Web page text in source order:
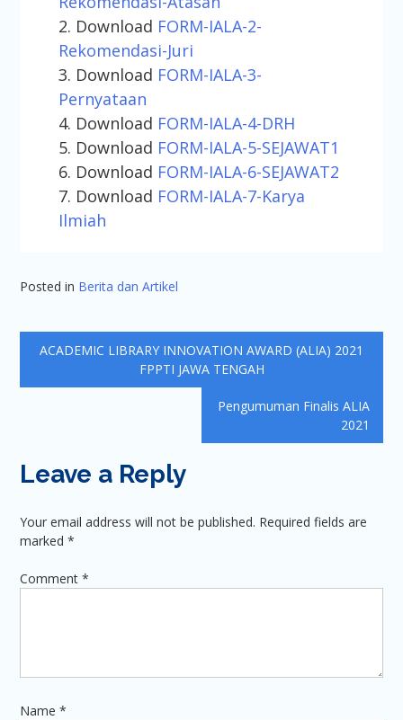
2. Download FORM-IALA-2-
Rekomendasi-Juri
3. Download FORM-IALA-3-
Pernyataan
4. Download FORM-IALA-4-DRH
5. Download FORM-IALA-5-SEJAWAT1
6. Download FORM-IALA-6-SEJAWAT2
7. Download FORM-IALA-7-Karya
Ilmiah
Posted in Berita dan Artikel
Post
navigation
ACADEMIC LIBRARY INNOVATION AWARD (ALIA) 2021
FPPTI JAWA TENGAH
Pengumuman Finalis ALIA
2021
Leave a Reply
Your email address will not be published. Required fields are
marked*
Comment*
Name*